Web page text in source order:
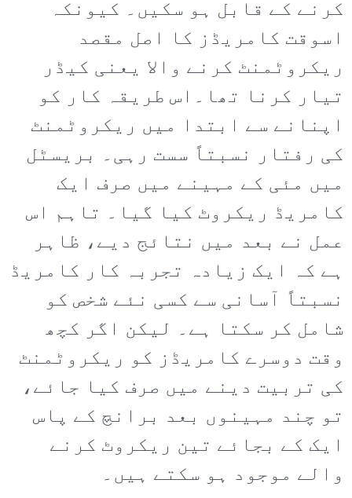
کرنے کے قابل ہو سکیں۔ کیونکہ
اسوقت کامریڈز کا اصل مقصد
ریکروٹمنٹ کرنے والا یعنی کیڈر
تیار کرنا تھا۔اس طریقہ کار کو
اپنانے سے ابتدا میں ریکروٹمنٹ
کی رفتار نسبتاً سست رہی۔ بریسٹل
میں مئی کے مہینے میں صرف ایک
کامریڈ ریکروٹ کیا گیا۔ تاہم اس
عمل نے بعد میں نتائج دیے، ظاہر
ہے کہ ایک زیادہ تجربہ کار کامریڈ
نسبتاً آسانی سے کسی نئے شخص کو
شامل کر سکتا ہے۔ لیکن اگر کچھ
وقت دوسرے کامریڈز کو ریکروٹمنٹ
کی تربیت دینے میں صرف کیا جائے،
تو چند مہینوں بعد برانچ کے پاس
ایک کے بجائے تین ریکروٹ کرنے
والے موجود ہو سکتے ہیں۔